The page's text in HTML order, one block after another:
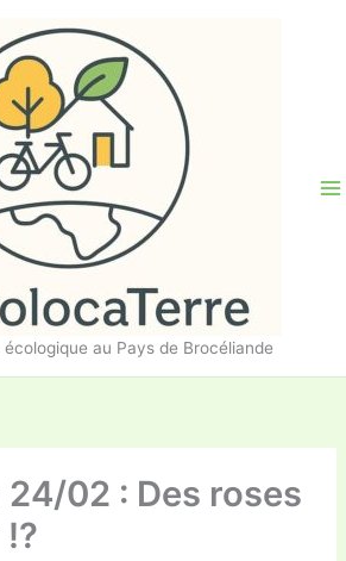
au Pays de Brocéliande
24/02 : Des roses